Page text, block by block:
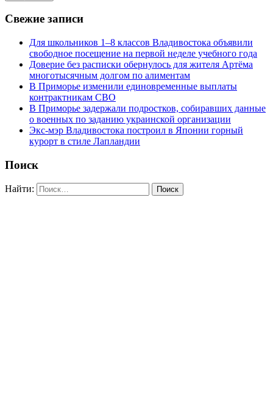
Свежие записи
Для школьников 1–8 классов Владивостока объявили
свободное посещение на первой неделе учебного года
Доверие без расписки обернулось для жителя Артёма
многотысячным долгом по алиментам
В Приморье изменили единовременные выплаты
контрактникам СВО
В Приморье задержали подростков, собиравших данные
о военных по заданию украинской организации
Экс-мэр Владивостока построил в Японии горный
курорт в стиле Лапландии
Поиск
Найти: